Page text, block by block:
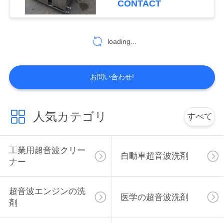
引
要
求
し
な
さ
い
地
超音波盲目のクリー
ニング機械
42
超音波フィルター
クリーニング機械
14
CONTACT
loading...
お問い合わせ!
人気カテゴリ すべて
工業用超音波クリー
ナー
自動車超音波洗剤
超音波エンジンの洗
剤
医学の超音波洗剤